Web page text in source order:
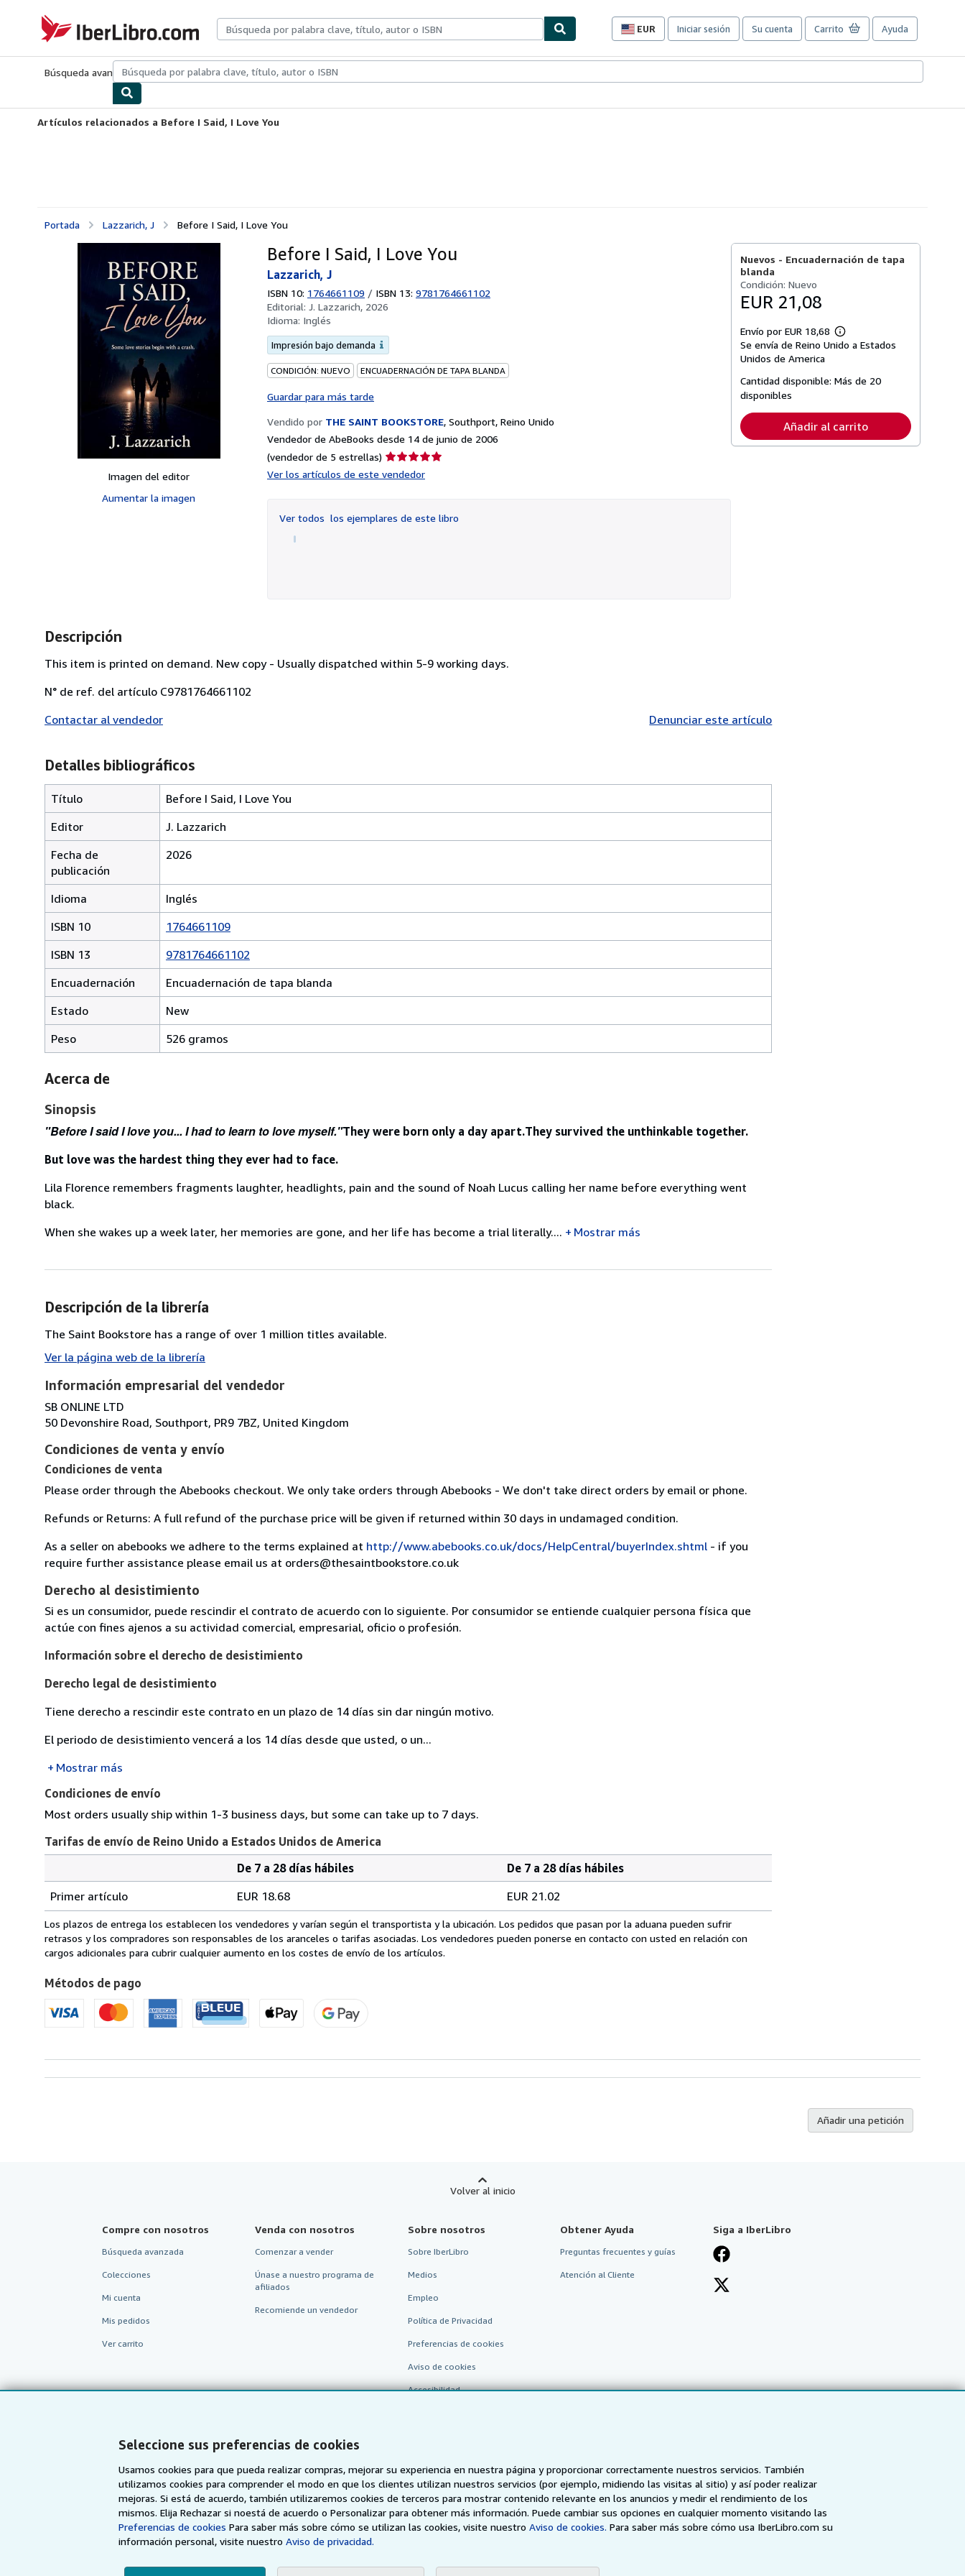
Seleccione sus preferencias de cookies
Usamos cookies para que pueda realizar compras, mejorar su experiencia en nuestra página y proporcionar correctamente nuestros servicios. También
utilizamos cookies para comprender el modo en que los clientes utilizan nuestros servicios (por ejemplo, midiendo las visitas al sitio) y así poder realizar
mejoras. Si está de acuerdo, también utilizaremos cookies de terceros para mostrar contenido relevante en los anuncios y medir el rendimiento de los
mismos. Elija Rechazar si noestá de acuerdo o Personalizar para obtener más información. Puede cambiar sus opciones en cualquier momento visitando las
Preferencias de cookies Para saber más sobre cómo se utilizan las cookies, visite nuestroAviso de cookies. Para saber más sobre cómo usa IberLibro.com su
información personal, visite nuestroAviso de privacidad.
IberLibro.com
EUR
Preferencias
compra
sitio.
Iniciar sesión Su cuenta Carrito Ayuda
Búsqueda avanzadaColecciones Libros antiguosArte y coleccionismo
Artículos relacionados a Before I Said, I Love You
Portada Lazzarich, J Before I Said, I Love You
Imagen del editor
Aumentar la imagen
Before I Said, I Love You
Lazzarich, J
ISBN 10: 1764661109 / ISBN 13: 9781764661102
Editorial: J. Lazzarich, 2026
Idioma: Inglés
Impresión bajo demanda
CONDICIÓN: NUEVO ENCUADERNACIÓN DE TAPA BLANDA
Guardar para más tarde
Vendido por THE SAINT BOOKSTORE, Southport, Reino Unido
Vendedor de AbeBooks desde 14 de junio de 2006
(vendedor de 5 estrellas) Calificación
Ver los artículos de este vendedor
Ver todos los ejemplares de este libro
Nuevos - Encuadernación de tapa
blanda
Condición: Nuevo
EUR 21,08
Envío por EUR 18,68
Más
información
tarifas
Se envía de Reino Unido a Estados
Unidos de America
Cantidad disponible:Más de 20
disponibles
Añadir al carrito
Descripción
This item is printed on demand. New copy - Usually dispatched within 5-9 working days.
N° de ref. del artículo C9781764661102
Contactar al vendedor
Denunciar este artículo
Detalles bibliográficos
Título
Before I Said, I Love You
Editor
J. Lazzarich
Fecha de
publicación
2026
Idioma
Inglés
ISBN 10
1764661109
ISBN 13
9781764661102
Encuadernación
Encuadernación de tapa blanda
Estado
New
Peso
526 gramos
Acerca de
Sinopsis
"Before I said I love you... I had to learn to love myself."They were born only a day apart.They survived the unthinkable together.
But love was the hardest thing they ever had to face.
Lila Florence remembers fragments laughter, headlights, pain and the sound of Noah Lucus calling her name before everything went
black.
When she wakes up a week later, her memories are gone, and her life has become a trial literally....
Mostrar más
Descripción de la librería
The Saint Bookstore has a range of over 1 million titles available.
Ver la página web de la librería
Información empresarial del vendedor
SB ONLINE LTD
50 Devonshire Road, Southport, PR9 7BZ, United Kingdom
Condiciones de venta y envío
Condiciones de venta
Please order through the Abebooks checkout. We only take orders through Abebooks - We don't take direct orders by email or phone.
Refunds or Returns: A full refund of the purchase price will be given if returned within 30 days in undamaged condition.
As a seller on abebooks we adhere to the terms explained at http://www.abebooks.co.uk/docs/HelpCentral/buyerIndex.shtml - if you
require further assistance please email us at orders@thesaintbookstore.co.uk
Derecho al desistimiento
Si es un consumidor, puede rescindir el contrato de acuerdo con lo siguiente. Por consumidor se entiende cualquier persona física que
actúe con fines ajenos a su actividad comercial, empresarial, oficio o profesión.
Información sobre el derecho de desistimiento
Derecho legal de desistimiento
Tiene derecho a rescindir este contrato en un plazo de 14 días sin dar ningún motivo.
El periodo de desistimiento vencerá a los 14 días desde que usted, o un...
Mostrar más
Condiciones de envío
Most orders usually ship within 1-3 business days, but some can take up to 7 days.
Tarifas de envío de Reino Unido a Estados Unidos de America
de
envío
de
Reino
a
Estados
Unidos
de
pedido
De 7 a 28 días hábiles
De 7 a 28 días hábiles
Primer artículo
EUR 18.68 EUR 21.02
Los plazos de entrega los establecen los vendedores y varían según el transportista y la ubicación. Los pedidos que pasan por la aduana pueden sufrir
retrasos y los compradores son responsables de los aranceles o tarifas asociadas. Los vendedores pueden ponerse en contacto con usted en relación con
cargos adicionales para cubrir cualquier aumento en los costes de envío de los artículos.
Métodos de pago
Añadir una petición
Volver al inicio
Compre con nosotros
Búsqueda avanzada
Colecciones
Mi cuenta
Mis pedidos
Ver carrito
Venda con nosotros
Comenzar a vender
Únase a nuestro programa de
afiliados
Recomiende un vendedor
Sobre nosotros
Sobre IberLibro
Medios
Empleo
Política de Privacidad
Preferencias de cookies
Aviso de cookies
Accesibilidad
Obtener Ayuda
Preguntas frecuentes y guías
Atención al Cliente
Siga a IberLibro
AbeBooks.com AbeBooks.co.uk AbeBooks.de AbeBooks.fr AbeBooks.it AbeBooks Aus/NZ AbeBooks.ca ZVAB.com